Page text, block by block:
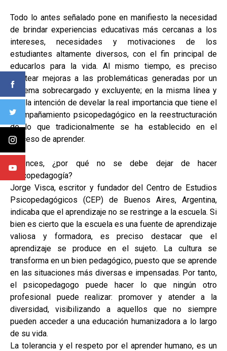
Todo lo antes señalado pone en manifiesto la necesidad
de brindar experiencias educativas más cercanas a los
intereses, necesidades y motivaciones de los
estudiantes altamente diversos, con el fin principal de
educarlos para la vida. Al mismo tiempo, es preciso
plantear mejoras a las problemáticas generadas por un
sistema sobrecargado y excluyente; en la misma línea y
con la intención de develar la real importancia que tiene el
acompañamiento psicopedagógico en la reestructuración
de lo que tradicionalmente se ha establecido en el
proceso de aprender.
Entonces, ¿por qué no se debe dejar de hacer
Psicopedagogía?
Jorge Visca, escritor y fundador del Centro de Estudios
Psicopedagógicos (CEP) de Buenos Aires, Argentina,
indicaba que el aprendizaje no se restringe a la escuela. Si
bien es cierto que la escuela es una fuente de aprendizaje
valiosa y formadora, es preciso destacar que el
aprendizaje se produce en el sujeto. La cultura se
transforma en un bien pedagógico, puesto que se aprende
en las situaciones más diversas e impensadas. Por tanto,
el psicopedagogo puede hacer lo que ningún otro
profesional puede realizar: promover y atender a la
diversidad, visibilizando a aquellos que no siempre
pueden acceder a una educación humanizadora a lo largo
de su vida.
La tolerancia y el respeto por el aprender humano, es un